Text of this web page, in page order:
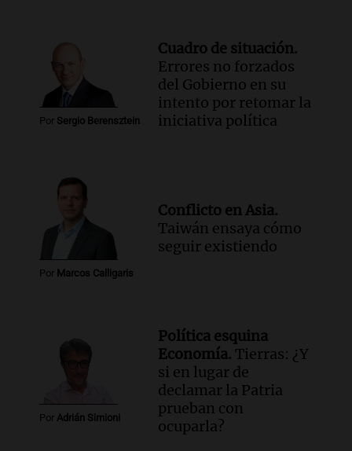
Por Sergio Berensztein
Cuadro de situación.
Errores no forzados
del Gobierno en su
intento por retomar la
iniciativa política
Por Marcos Calligaris
Conflicto en Asia.
Taiwán ensaya cómo
seguir existiendo
Por Adrián Simioni
Política esquina
Economía. Tierras: ¿Y
si en lugar de
declamar la Patria
prueban con
ocuparla?